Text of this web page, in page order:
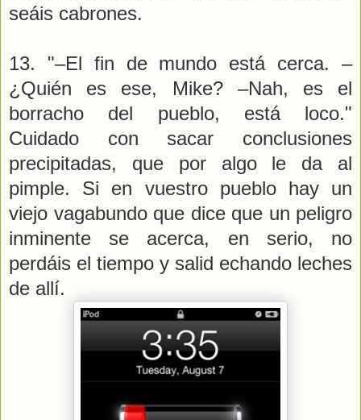
seáis cabrones.
13. "–El fin de mundo está cerca. –
¿Quién es ese, Mike? –Nah, es el
borracho del pueblo, está loco."
Cuidado con sacar conclusiones
precipitadas, que por algo le da al
pimple. Si en vuestro pueblo hay un
viejo vagabundo que dice que un peligro
inminente se acerca, en serio, no
perdáis el tiempo y salid echando leches
de allí.